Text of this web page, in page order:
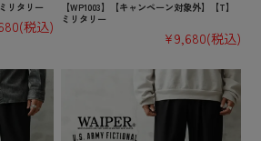
リタリー
(税込)
【WP1003】【キャンペーン対象外】【T】
ミリタリー
¥9,680(税込)